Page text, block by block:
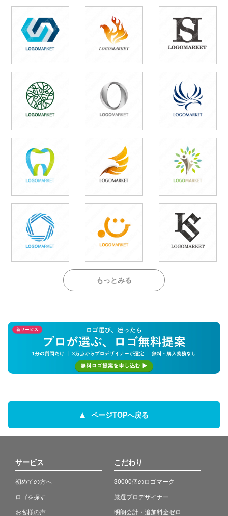
もっとみる
ページTOPへ戻る
サービス
初めての方へ
ロゴを探す
お客様の声
こだわり
30000個のロゴマーク
厳選プロデザイナー
明朗会計・追加料金ゼロ